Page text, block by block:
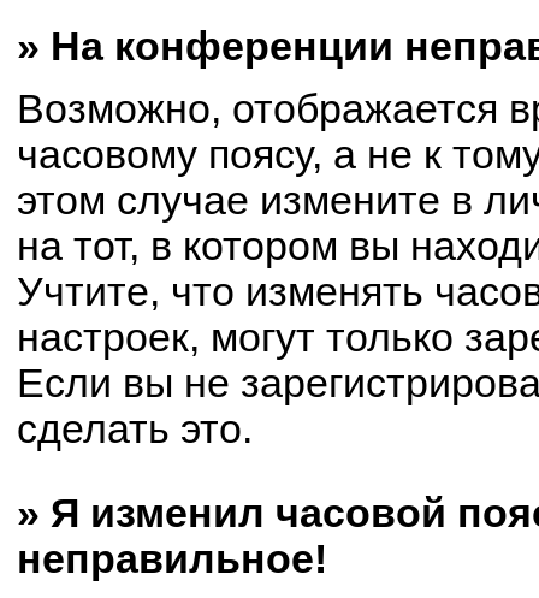
» На конференции
Возможно, отображается
часовому поясу, а не к
этом случае измените в
на тот, в котором вы
Учтите, что изменять
настроек, могут только
Если вы не
сделать это.
» Я изменил часовой
неправильное!